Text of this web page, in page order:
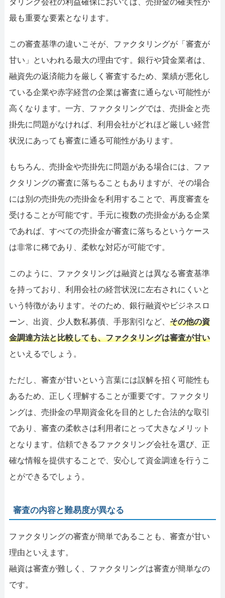
タリング会社の利益確保においては、売掛金の確実性が
最も重要な要素となります。
この審査基準の違いこそが、ファクタリングが「審査が
甘い」といわれる最大の理由です。銀行や貸金業者は、
融資先の返済能力を厳しく審査するため、業績が悪化し
ている企業や赤字経営の企業は審査に通らない可能性が
高くなります。一方、ファクタリングでは、売掛金と売
掛先に問題がなければ、利用会社がどれほど厳しい経営
状況にあっても審査に通る可能性があります。
もちろん、売掛金や売掛先に問題がある場合には、ファ
クタリングの審査に落ちることもありますが、その場合
には別の売掛先の売掛金を利用することで、再度審査を
受けることが可能です。手元に複数の売掛金がある企業
であれば、すべての売掛金が審査に落ちるというケース
は非常に稀であり、柔軟な対応が可能です。
このように、ファクタリングは融資とは異なる審査基準
を持っており、利用会社の経営状況に左右されにくいと
いう特徴があります。そのため、銀行融資やビジネスロ
ーン、出資、少人数私募債、手形割引など、 その他の資
金調達方法と比較しても、ファクタリングは審査が甘い
といえるでしょう。
ただし、審査が甘いという言葉には誤解を招く可能性も
あるため、正しく理解することが重要です。ファクタリ
ングは、売掛金の早期資金化を目的とした合法的な取引
であり、審査の柔軟さは利用者にとって大きなメリット
となります。信頼できるファクタリング会社を選び、正
確な情報を提供することで、安心して資金調達を行うこ
とができるでしょう。
審査の内容と難易度が異なる
ファクタリングの審査が簡単であることも、審査が甘い
理由といえます。
融資は審査が難しく、ファクタリングは審査が簡単なの
です。